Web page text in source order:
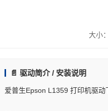
大小：
📄 驱动简介 / 安装说明
爱普生Epson L1359 打印机驱动